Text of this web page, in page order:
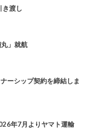
き渡し
」就航
ーシップ契約を締結しま
年7月よりヤマト運輸